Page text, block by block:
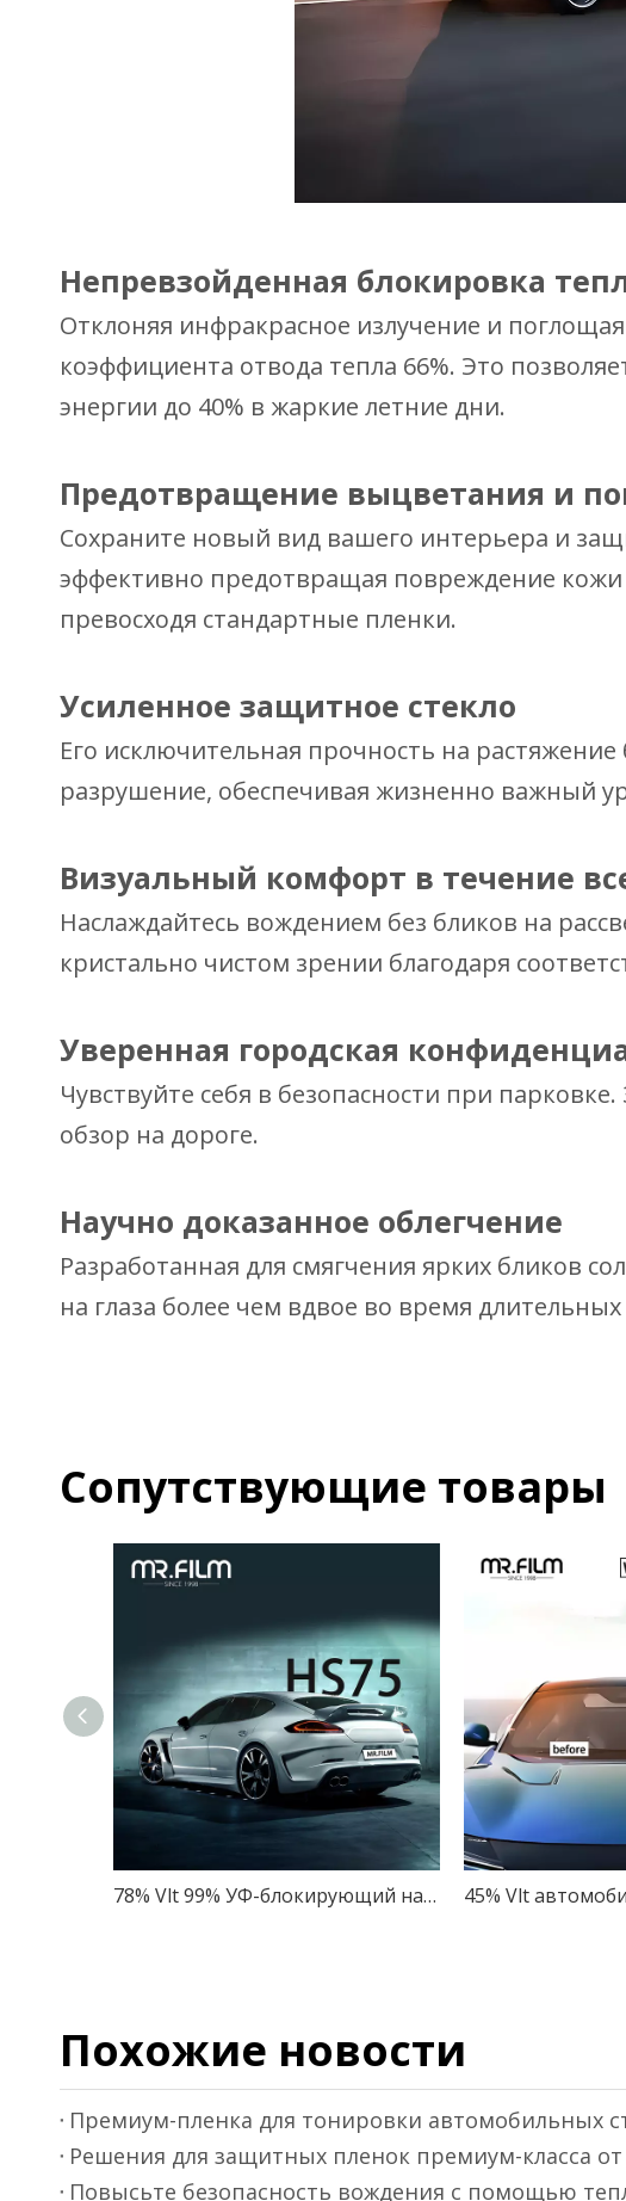
Непревзойденная блокировка
Отклоняя инфракрасное излучение и
коэффициента отвода тепла 66%. Это
энергии до 40% в жаркие летние дни.
Предотвращение выцветания и
Сохраните новый вид вашего интерьера и
эффективно предотвращая повреждение
превосходя стандартные пленки.
Усиленное защитное стекло
Его исключительная прочность на
разрушение, обеспечивая жизненно важный
Визуальный комфорт в течение
Наслаждайтесь вождением без бликов на
кристально чистом зрении благодаря
Уверенная городская
Чувствуйте себя в безопасности при
обзор на дороге.
Научно доказанное облегчение
Разработанная для смягчения ярких бликов
на глаза более чем вдвое во время
Сопутствующие товары
78% Vlt 99% УФ-блокирующий нанокерамический оттенок для конфиденциальности
Похожие новости
Решения для защитных пленок премиум-класса